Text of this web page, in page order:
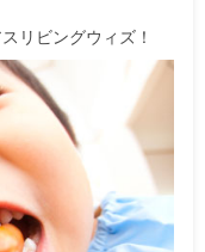
リビングウィズ！